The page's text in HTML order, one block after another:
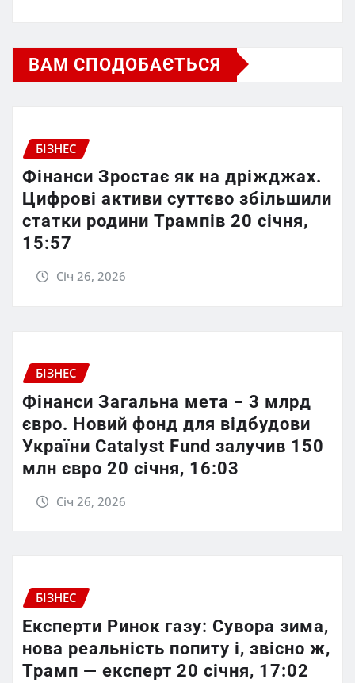
ВАМ СПОДОБАЄТЬСЯ
БІЗНЕС
Фінанси Зростає як на дріжджах.
Цифрові активи суттєво збільшили
статки родини Трампів 20 січня,
15:57
Січ 26, 2026
БІЗНЕС
Фінанси Загальна мета − 3 млрд
євро. Новий фонд для відбудови
України Catalyst Fund залучив 150
млн євро 20 січня, 16:03
Січ 26, 2026
БІЗНЕС
Експерти Ринок газу: Сувора зима,
нова реальність попиту і, звісно ж,
Трамп — експерт 20 січня, 17:02